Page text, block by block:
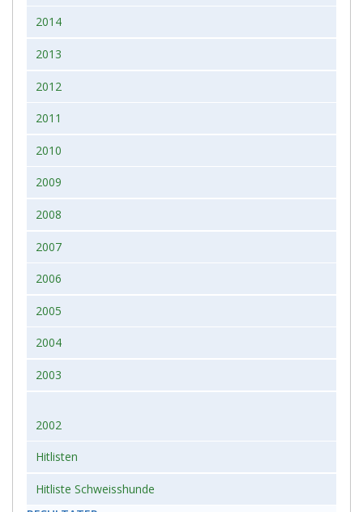
2014
2013
2012
2011
2010
2009
2008
2007
2006
2005
2004
2003
2002
Hitlisten
Hitliste Schweisshunde